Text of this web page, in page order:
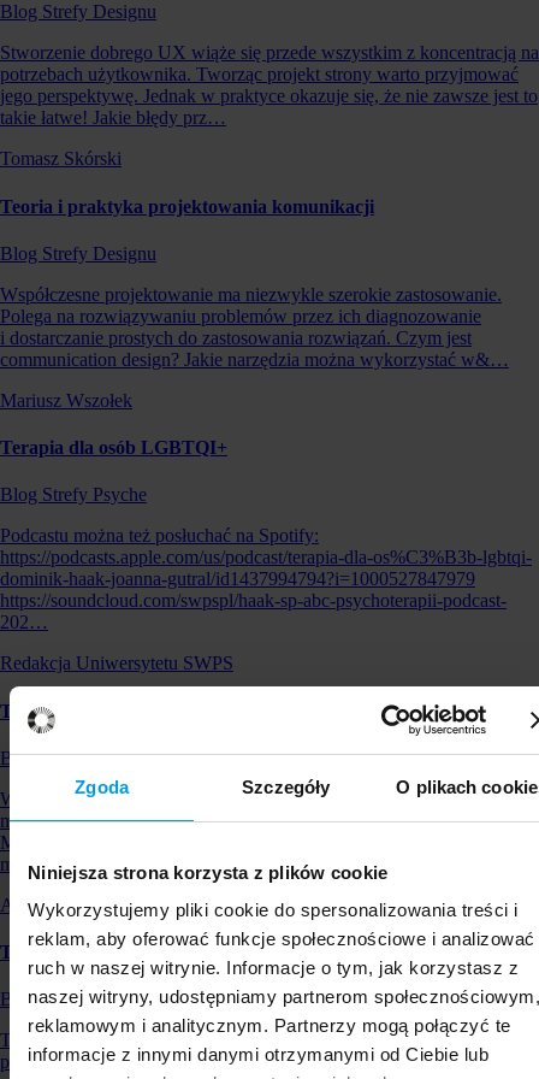
Zgoda Szczegóły O plikach
Niniejsza strona korzysta z plików cookie
Wykorzystujemy pliki cookie do spersonalizowania treści i
reklam, aby oferować funkcje społecznościowe i analizować
ruch w naszej witrynie. Informacje o tym, jak korzystasz z
naszej witryny, udostępniamy partnerom społecznościowym,
reklamowym i analitycznym. Partnerzy mogą połączyć te
informacje z innymi danymi otrzymanymi od Ciebie lub
Blog Strefy Designu
Stworzenie dobrego UX wiąże się przede wszystkim z koncentracją na
potrzebach użytkownika. Tworząc projekt strony warto przyjmować
jego perspektywę. Jednak w praktyce okazuje się, że nie zawsze jest to
takie łatwe! Jakie błędy prz…
Tomasz Skórski
Teoria i praktyka projektowania komunikacji
Blog Strefy Designu
Współczesne projektowanie ma niezwykle szerokie zastosowanie.
Polega na rozwiązywaniu problemów przez ich diagnozowanie
i dostarczanie prostych do zastosowania rozwiązań. Czym jest
communication design? Jakie narzędzia można wykorzystać w&…
Mariusz Wszołek
Terapia dla osób LGBTQI+
Blog Strefy Psyche
Podcastu można też posłuchać na Spotify:
https://podcasts.apple.com/us/podcast/terapia-dla-os%C3%B3b-lgbtqi-
dominik-haak-joanna-gutral/id1437994794?i=1000527847979
https://soundcloud.com/swpspl/haak-sp-abc-psychoterapii-podcast-
202…
Redakcja Uniwersytetu SWPS
Terapia konwersyjna. Leczenie homoseksualizmu w Polsce?
Blog Strefy Psyche
W żadnych międzynarodowych klasyfikacjach chorób i zaburzeń nie
ma zapisu, który definiowałby orientację homoseksualną jako chorobę.
Mimo to w Polsce istnieją ośrodki oferujące terapię konwersyjną, która
ma pomóc „wyleczyć s…
Anna Hebenstreit-Maruszewska
Terapia poznawcza oparta na uważności (MBCT) - podcast
Blog Strefy Psyche
Terapia poznawcza oparta na uważności (MBCT) jest podejściem
psychoterapeutycznym, które łączy elementy psychoterapii